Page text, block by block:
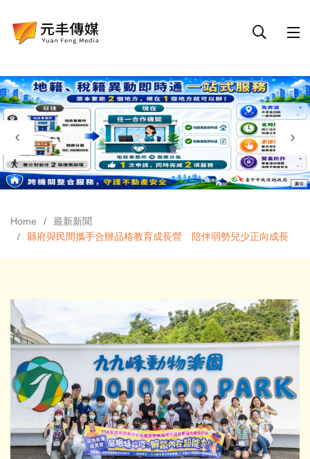
Home
最新新聞
縣府與民間攜手合辦品格教育成長營 陪伴弱勢兒少正向成長